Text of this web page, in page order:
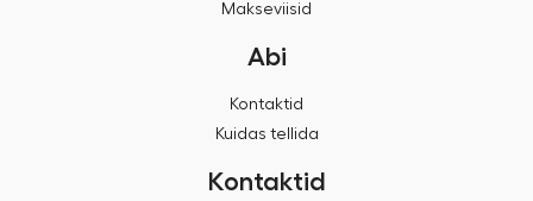
Makseviisid
Abi
Kontaktid
Kuidas tellida
Kontaktid